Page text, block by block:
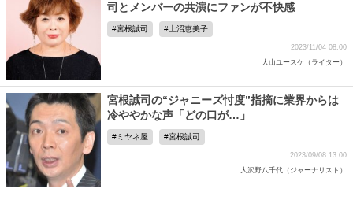
司とメンバーの共演にファンが不快感
宮根誠司 上沼恵美子
2023/11/04 08:00
大山ユースケ（ライター）
宮根誠司の“ジャニーズ忖度”指摘に業界からは
冷ややかな声「どの口が…」
ミヤネ屋 宮根誠司
2023/09/08 13:00
大沢野八千代（ジャーナリスト）